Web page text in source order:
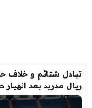
تبادل شتائم و خلاف
ريال مدريد بعد